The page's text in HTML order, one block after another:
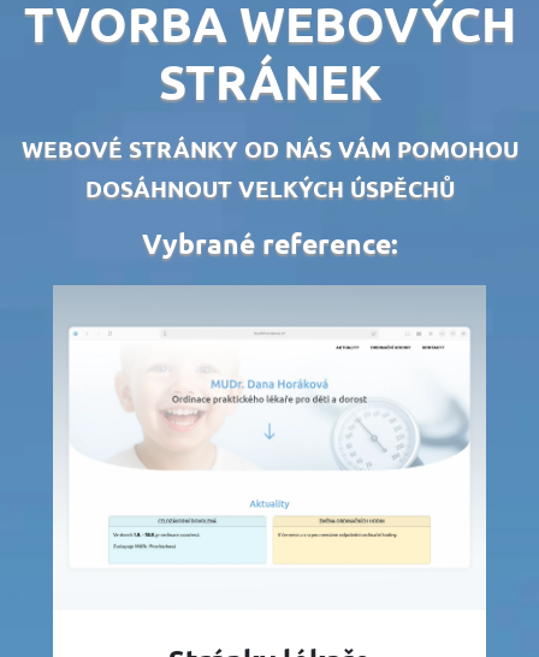
TVORBA WEBOVÝCH
STRÁNEK
WEBOVÉ STRÁNKY OD NÁS VÁM POMOHOU
DOSÁHNOUT VELKÝCH ÚSPĚCHŮ
Vybrané reference: